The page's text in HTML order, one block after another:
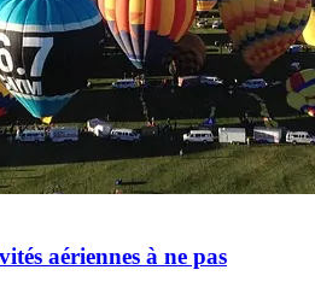
aériennes à ne pas